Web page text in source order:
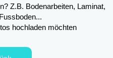
Z.B. Bodenarbeiten, Laminat,
hochladen möchten